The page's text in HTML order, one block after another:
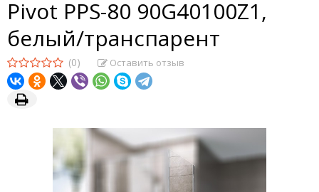
Pivot PPS-80 90G40100Z1,
белый/транспарент
(0) Оставить отзыв